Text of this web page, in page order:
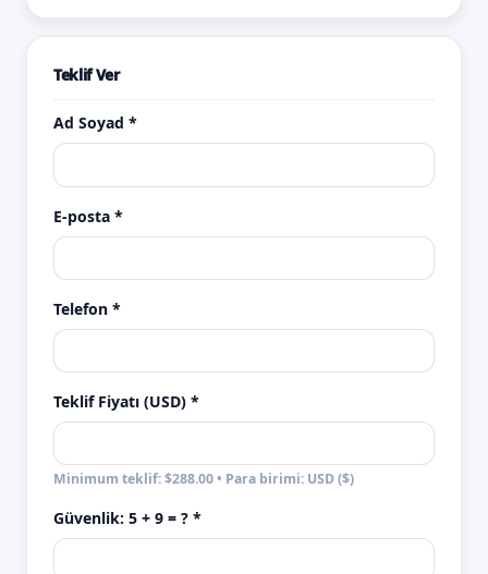
Teklif Ver
Ad Soyad *
E-posta *
Telefon *
Teklif Fiyatı (USD) *
Minimum teklif: $288.00 • Para birimi: USD ($)
Güvenlik: 5 + 9 = ? *